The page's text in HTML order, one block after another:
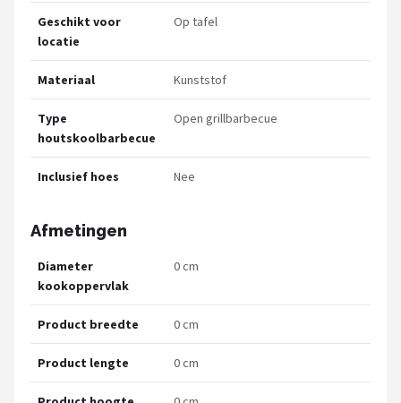
Geschikt voor
locatie
Op tafel
Materiaal Kunststof
Type
houtskoolbarbecue
Open grillbarbecue
Inclusief hoes Nee
Afmetingen
Diameter
kookoppervlak
0 cm
Product breedte 0 cm
Product lengte 0 cm